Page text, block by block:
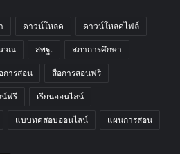
ดาวน์โหลด ดาวน์โหลดไฟล์
วณ สพฐ. สภาการศึกษา
การสอน สื่อการสอนฟรี
น์ฟรี เรียนออนไลน์
แบบทดสอบออนไลน์ แผนการสอน